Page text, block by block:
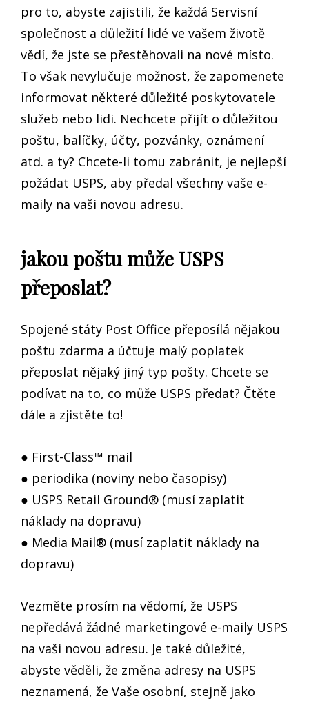
pro to, abyste zajistili, že každá Servisní
společnost a důležití lidé ve vašem životě
vědí, že jste se přestěhovali na nové místo.
To však nevylučuje možnost, že zapomenete
informovat některé důležité poskytovatele
služeb nebo lidi. Nechcete přijít o důležitou
poštu, balíčky, účty, pozvánky, oznámení
atd. a ty? Chcete-li tomu zabránit, je nejlepší
požádat USPS, aby předal všechny vaše e-
maily na vaši novou adresu.
jakou poštu může USPS
přeposlat?
Spojené státy Post Office přeposílá nějakou
poštu zdarma a účtuje malý poplatek
přeposlat nějaký jiný typ pošty. Chcete se
podívat na to, co může USPS předat? Čtěte
dále a zjistěte to!
● First-Class™ mail
● periodika (noviny nebo časopisy)
● USPS Retail Ground® (musí zaplatit
náklady na dopravu)
● Media Mail® (musí zaplatit náklady na
dopravu)
Vezměte prosím na vědomí, že USPS
nepředává žádné marketingové e-maily USPS
na vaši novou adresu. Je také důležité,
abyste věděli, že změna adresy na USPS
neznamená, že Vaše osobní, stejně jako